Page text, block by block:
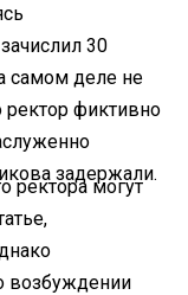
30
самом деле не
ректор фиктивно
задержали.
ректора могут
возбуждении